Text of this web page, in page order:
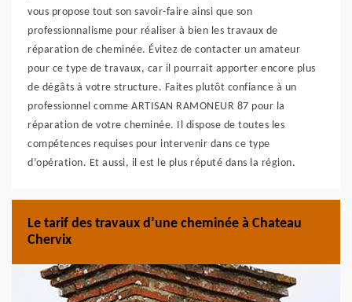
vous propose tout son savoir-faire ainsi que son
professionnalisme pour réaliser à bien les travaux de
réparation de cheminée. Évitez de contacter un amateur
pour ce type de travaux, car il pourrait apporter encore plus
de dégâts à votre structure. Faites plutôt confiance à un
professionnel comme ARTISAN RAMONEUR 87 pour la
réparation de votre cheminée. Il dispose de toutes les
compétences requises pour intervenir dans ce type
d’opération. Et aussi, il est le plus réputé dans la région.
Le tarif des travaux d’une cheminée à Chateau
Chervix